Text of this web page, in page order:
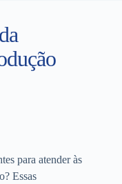
para atender às
Essas